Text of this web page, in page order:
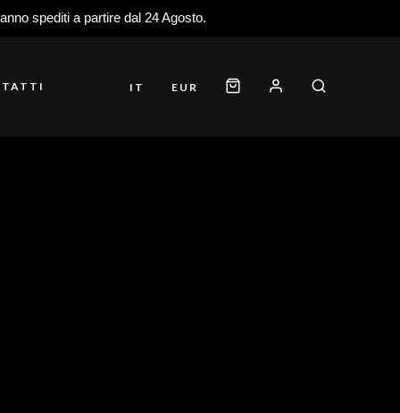
spediti a partire dal 24 Agosto.
IT EUR